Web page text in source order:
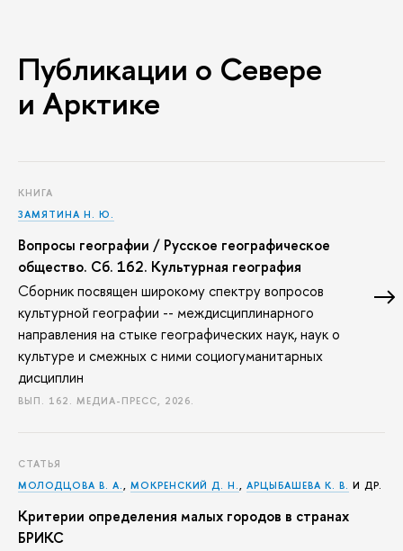
Публикации о Севере
и Арктике
КНИГА
ЗАМЯТИНА Н. Ю.
Вопросы географии / Русское географическое
общество. Сб. 162. Культурная география
Сборник посвящен широкому спектру вопросов
культурной географии -- междисциплинарного
направления на стыке географических наук, наук о
культуре и смежных с ними социогуманитарных
дисциплин
ВЫП. 162. МЕДИА-ПРЕСС, 2026.
СТАТЬЯ
МОЛОДЦОВА В. А., МОКРЕНСКИЙ Д. Н.,АРЦЫБАШЕВА К. В. И ДР.
Критерии определения малых городов в странах
БРИКС